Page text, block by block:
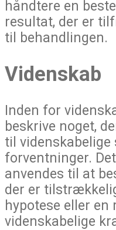
håndtere en
resultat, der er
til behandlingen.
Videnskab
Inden for
beskrive noget,
til
forventninger.
anvendes til at
der er
hypotese eller
videnskabelige